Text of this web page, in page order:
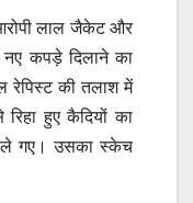
आरोपी लाल जैकेट और
कपड़े दिलाने का
रेपिस्ट की तलाश में
हुए कैदियों का
गए। उसका स्केच